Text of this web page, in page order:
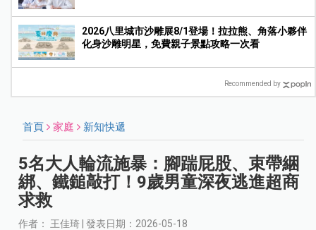
2026八里城市沙雕展8/1登場！拉拉熊、角落小夥伴
化身沙雕明星，免費親子景點攻略一次看
Recommended by
首頁 家庭 新知快遞
5名大人輪流施暴：腳踹屁股、束帶綑
綁、鐵鎚敲打！9歲男童深夜逃進超商
求救
作者： 王佳琦 | 發表日期：2026-05-18